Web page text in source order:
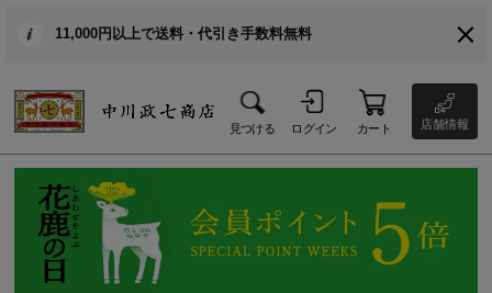
11,000円以上で送料・代引き手数料無料
見つける ログイン カート 店舗情報